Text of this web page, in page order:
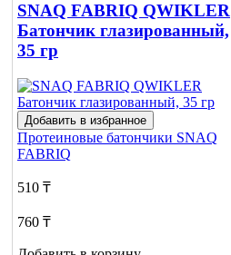
SNAQ FABRIQ QWIKLER
Батончик глазированный,
35 гр
Добавить в избранное
Протеиновые батончики SNAQ
FABRIQ
510 ₸
760 ₸